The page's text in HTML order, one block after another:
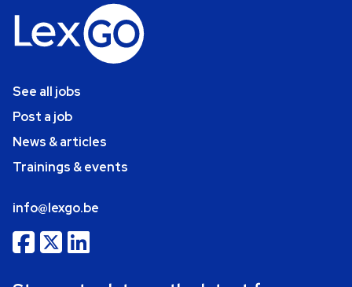
See all jobs
Post a job
News & articles
Trainings & events
info@lexgo.be